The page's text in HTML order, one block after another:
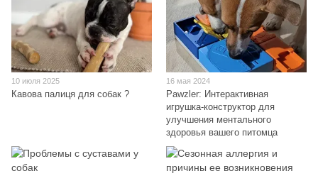
10 июля 2025
Кавова палиця для собак ?
16 мая 2024
Pawzler: Интерактивная
игрушка-конструктор для
улучшения ментального
здоровья вашего питомца